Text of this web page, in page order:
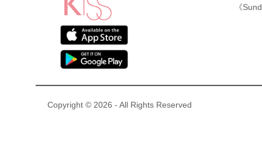
《
Copyright © 2026 - All Rights Reserved